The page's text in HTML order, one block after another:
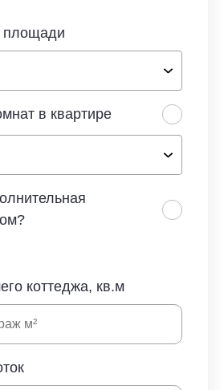
площади
в квартире
коттеджа, кв.м